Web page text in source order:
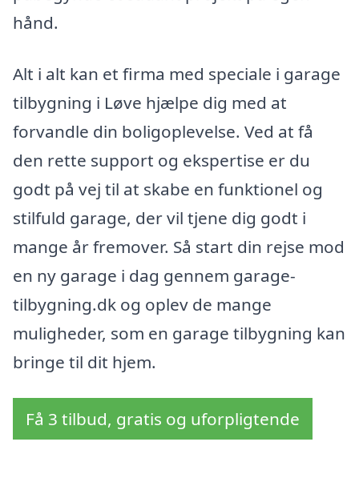
hånd.
Alt i alt kan et firma med speciale i garage
tilbygning i Løve hjælpe dig med at
forvandle din boligoplevelse. Ved at få
den rette support og ekspertise er du
godt på vej til at skabe en funktionel og
stilfuld garage, der vil tjene dig godt i
mange år fremover. Så start din rejse mod
en ny garage i dag gennem garage-
tilbygning.dk og oplev de mange
muligheder, som en garage tilbygning kan
bringe til dit hjem.
Få 3 tilbud, gratis og uforpligtende